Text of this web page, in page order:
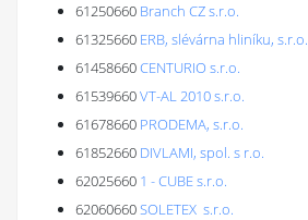
61250660 Branch CZ s.r.o.
61325660 ERB, slévárna hliníku, s.r.o.
61458660CENTURIO s.r.o.
61539660VT-AL 2010 s.r.o.
61678660 PRODEMA, s.r.o.
61852660 DIVLAMI, spol. s r.o.
62025660 1 - CUBE s.r.o.
62060660SOLETEX s.r.o.